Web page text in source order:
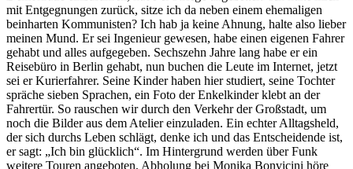
mit Entgegnungen zurück, sitze ich da neben einem ehemaligen
beinharten Kommunisten? Ich hab ja keine Ahnung, halte also lieber
meinen Mund. Er sei Ingenieur gewesen, habe einen eigenen Fahrer
gehabt und alles aufgegeben. Sechszehn Jahre lang habe er ein
Reisebüro in Berlin gehabt, nun buchen die Leute im Internet, jetzt
sei er Kurierfahrer. Seine Kinder haben hier studiert, seine Tochter
spräche sieben Sprachen, ein Foto der Enkelkinder klebt an der
Fahrertür. So rauschen wir durch den Verkehr der Großstadt, um
noch die Bilder aus dem Atelier einzuladen. Ein echter Alltagsheld,
der sich durchs Leben schlägt, denke ich und das Entscheidende ist,
er sagt: „Ich bin glücklich“. Im Hintergrund werden über Funk
weitere Touren angeboten, Abholung bei Monika Bonvicini höre